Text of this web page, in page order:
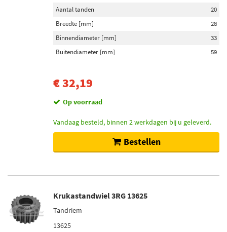
Aantal tanden
20
Breedte [mm]
28
Binnendiameter [mm]
33
Buitendiameter [mm]
59
€ 32,19
Op voorraad
Vandaag besteld, binnen 2 werkdagen bij u geleverd.
Bestellen
Krukastandwiel 3RG 13625
Tandriem
13625